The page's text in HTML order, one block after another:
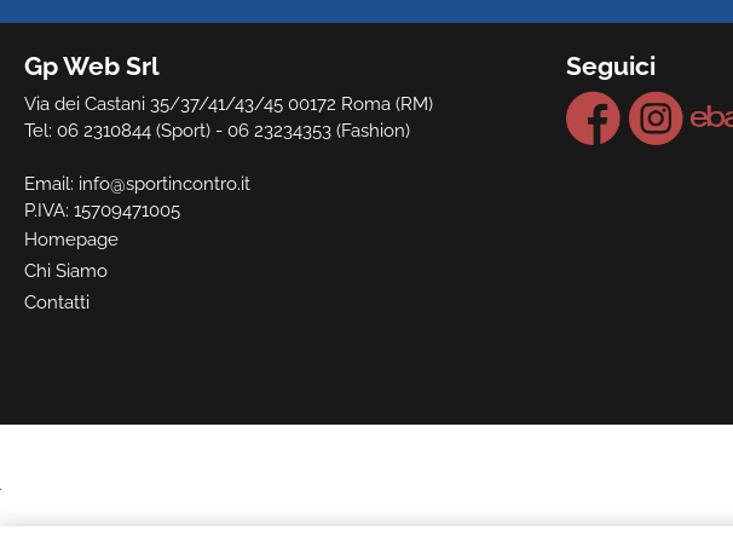
Gp Web Srl
Via dei Castani 35/37/41/43/45 00172 Roma (RM)
Tel: 06 2310844 (Sport) - 06 23234353 (Fashion)
Email: info@sportincontro.it
P.IVA: 15709471005
Homepage
Chi Siamo
Contatti
Seguici